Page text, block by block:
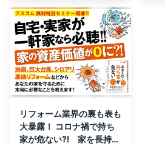
リフォーム業界の裏も表も
大暴露！ コロナ禍で持ち
家が危ない⁈ 家を長持ち